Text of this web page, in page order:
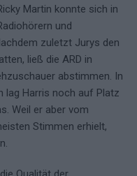
Martin konnte sich in
und
zuletzt Jurys den
ließ die ARD in
abstimmen. In
lag Harris noch auf Platz
Weil er aber vom
Stimmen erhielt,